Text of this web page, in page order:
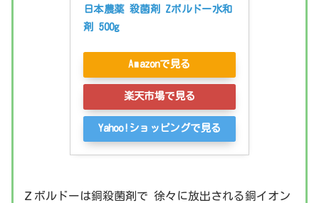
日本農薬 殺菌剤 Zボルドー水和
剤 500g
Amazonで見る
楽天市場で見る
Yahoo!ショッピングで見る
Ｚボルドーは銅殺菌剤で 徐々に放出される銅イオン